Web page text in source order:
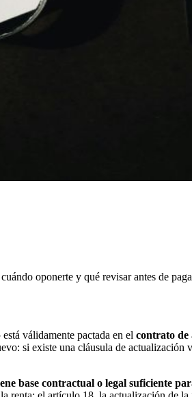
oponerte y qué revisar antes de
válidamente pactada en el contrato de
si existe una cláusula de actualización
base contractual o legal suficiente